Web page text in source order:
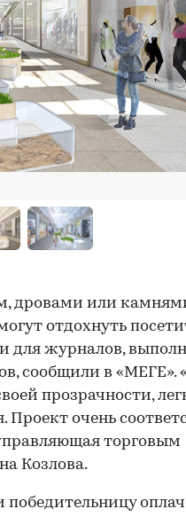
дровами или
отдохнуть
для журналов,
сообщили в «МЕГЕ».
прозрачности,
очень
торговым
Козлова.
победительницу